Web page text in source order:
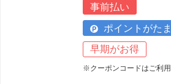
事前払い
ポイントがた
早期がお得
※クーポンコードはご利用